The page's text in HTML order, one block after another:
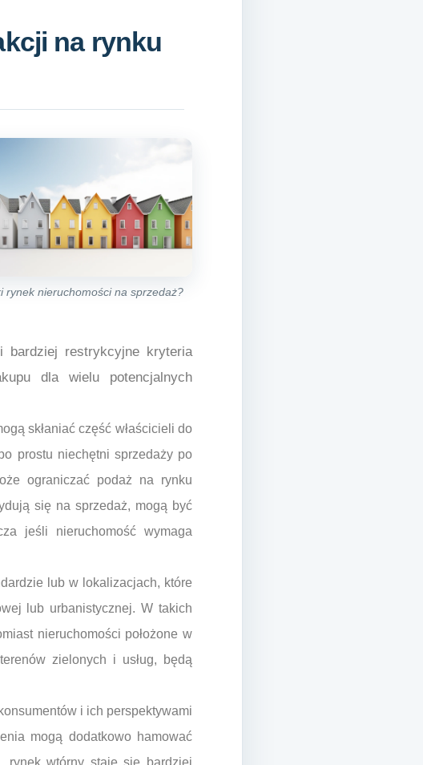
na rynku
rynek nieruchomości na sprzedaż?
bardziej restrykcyjne kryteria
dla wielu potencjalnych
skłaniać część właścicieli do
prostu niechętni sprzedaży po
ograniczać podaż na rynku
się na sprzedaż, mogą być
jeśli nieruchomość wymaga
lub w lokalizacjach, które
lub urbanistycznej. W takich
nieruchomości położone w
zielonych i usług, będą
i ich perspektywami
mogą dodatkowo hamować